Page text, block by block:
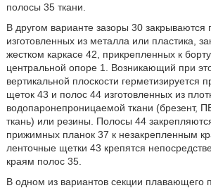
полосы 35 ткани.
В другом варианте зазоры 30
изготовленных из металла или пластика,
жестком каркасе 42, прикрепленных к
центральной опоре 1. Возникающий при
вертикальной плоскости
щеток 43 и полос 44 изготовленных из
водопаронепроницаемой ткани (брезент,
ткань) или резины. Полосы 44
прижимных планок 37 к незакрепленным
ленточные щетки 43 крепятся
краям полос 35.
В одном из вариантов секции плавающего